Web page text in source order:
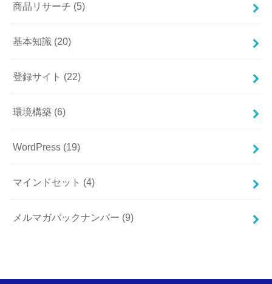
商品リサーチ (5)
基本知識 (20)
登録サイト (22)
環境構築 (6)
WordPress (19)
マインドセット (4)
メルマガバックナンバー (9)